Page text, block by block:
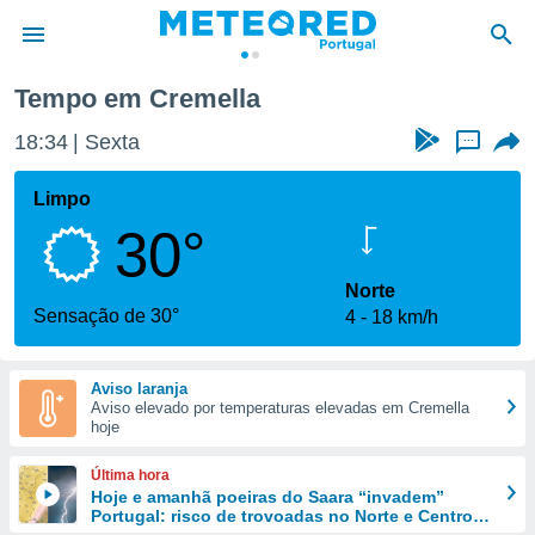
da
foi
fornecidas
a este
das
e
forma
digital
Tempo em Cremella
18:34 Sexta ...
Limpo
30°
Sensação de 30°
Norte
4
18 km/h
Aviso laranja
Aviso elevado por temperaturas elevadas em Cremella
hoje
Última hora
Hoje e amanhã poeiras do Saara “invadem”
Portugal: risco de trovoadas no Norte e Centro